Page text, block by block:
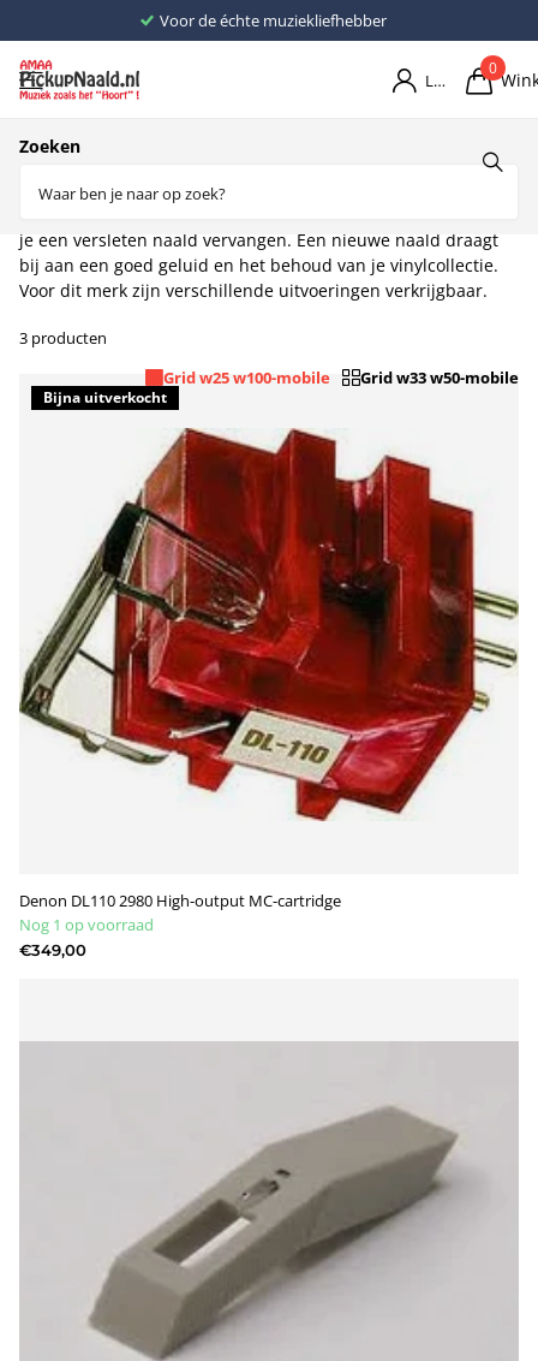
Voor de échte muziekliefhebber
Zoeken
Login
0
Home
je een versleten naald vervangen. Een nieuwe naald draagt
bij aan een goed geluid en het behoud van je vinylcollectie.
Voor dit merk zijn verschillende uitvoeringen verkrijgbaar.
3 producten
Grid w25 w100-mobile
Grid w33 w50-mobile
Bijna uitverkocht
Denon DL110 2980 High-output MC-cartridge
Nog 1 op voorraad
€349,00